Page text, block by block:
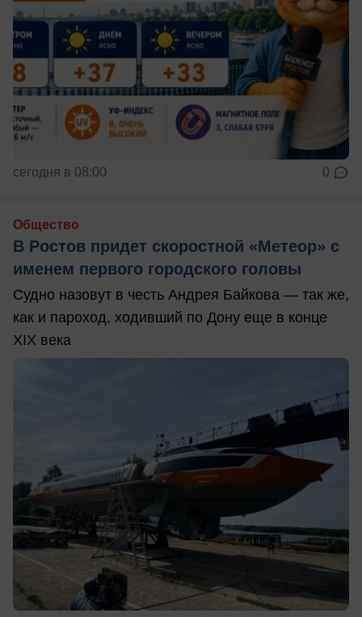
сегодня в 08:00 0
Общество
В Ростов придет скоростной «Метеор» с
именем первого городского головы
Судно назовут в честь Андрея Байкова — так же,
как и пароход, ходивший по Дону еще в конце
XIX века